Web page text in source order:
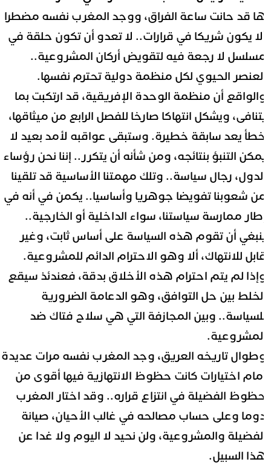
قد حانت ساعة الفراق، ووجد المغرب نفسه مضطرا
يكون شريكا في قرارات.. لا تعدو أن تكون حلقة في
لا رجعة فيه لتقويض أركان المشروعية..
الحيوي لكل منظمة دولية تحترم نفسها.
أن منظمة الوحدة الإفريقية، قد ارتكبت بما
ويشكل انتهاكا صارخا للفصل الرابع من ميثاقها،
يعد سابقة خطيرة. وستبقى عواقبه لأمد بعيد لا
التنبؤ بنتائجه، ومن شأنه أن يتكرر.. إننا نحن رؤساء
رجال سياسة.. وتلك مهمتنا الأساسية قد تلقينا
شعوبنا تفويضا جوهريا وأساسيا.. يكمن في أنه في
ممارسة سياستنا، سواء الداخلية أو الخارجية..
أن تقوم هذه السياسة على أساس ثابت، وغير
للانتهاك، ألا وهو الاحترام الدائم للمشروعية.
لم يتم احترام هذه الأخلاق بدقة، فعندئذ سيقع
بين حل التوافق، وهو الدعامة الضرورية
وبين المجازفة التي هي سلاح فتاك ضد
تاريخه العريق، وجد المغرب نفسه مرات عديدة
اختيارات كانت حظوظ الانتهازية فيها أقوى من
الفضيلة في انتزاع قراره.. وقد اختار المغرب
وعلى حساب مصالحه في غالب الأحيان، صيانة
والمشروعية، ولن نحيد لا اليوم ولا غدا عن
السبيل.